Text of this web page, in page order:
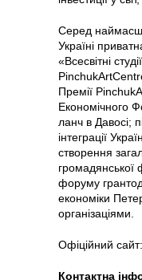
Серед
Україні
«Всесвітні
Премії
Економічного
ланч в Давосі;
інтеграції
створення
громадянської
форуму
економіки
організаціями.
Офіційний сайт:
Контактна